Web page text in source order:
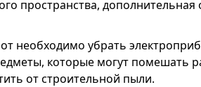
пространства,
необходимо убрать
которые могут помешать
от строительной пыли.